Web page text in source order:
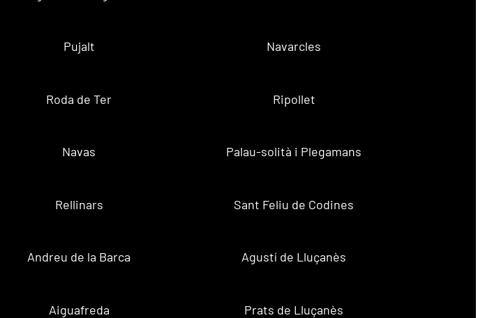
Pujalt Navarcles
Roda de Ter Ripollet
Navas Palau-solità i Plegamans
Rellinars Sant Feliu de Codines
Andreu de la Barca Agustí de Lluçanès
Aiguafreda Prats de Lluçanès